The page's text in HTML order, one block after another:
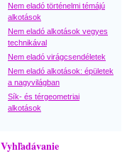
Nem eladó történelmi témájú
alkotások
Nem eladó alkotások vegyes
technikával
Nem eladó virágcsendéletek
Nem eladó alkotások: épületek
a nagyvilágban
Sík- és térgeometriai
alkotások
Vyhľadávanie